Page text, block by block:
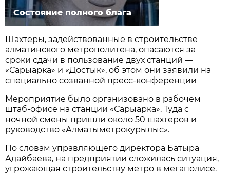
Состояние полного блага
Шахтеры, задействованные в строительстве
алматинского метрополитена, опасаются за
сроки сдачи в пользование двух станций —
«Сарыарка» и «Достык», об этом они заявили на
специально созванной пресс-конференции
Мероприятие было организовано в рабочем
штаб-офисе на станции «Сарыарка». Туда с
ночной смены пришли около 50 шахтеров и
руководство «Алматыметрокурылыс».
По словам управляющего директора Батыра
Адайбаева, на предприятии сложилась ситуация,
угрожающая строительству метро в мегаполисе.